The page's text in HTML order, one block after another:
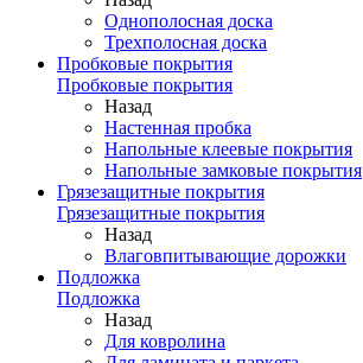
Однополосная доска
Трехполосная доска
Пробковые покрытия
Пробковые покрытия
Назад
Настенная пробка
Напольные клеевые покрытия
Напольные замковые покрытия
Грязезащитные покрытия
Грязезащитные покрытия
Назад
Влаговпитывающие дорожки
Подложка
Подложка
Назад
Для ковролина